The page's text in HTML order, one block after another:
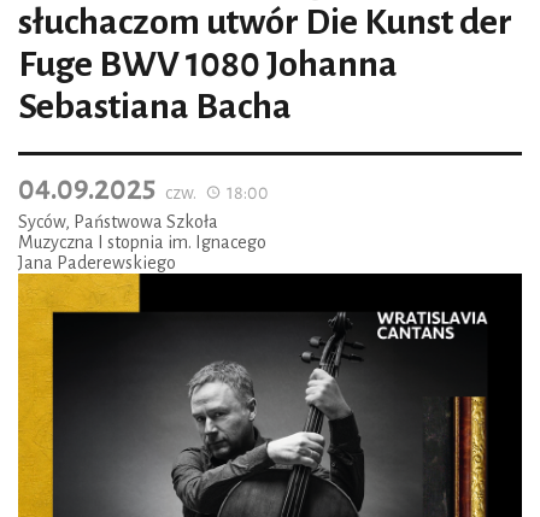
słuchaczom utwór Die Kunst der
Fuge BWV 1080 Johanna
Sebastiana Bacha
04.09.2025 czw.
18:00
Syców, Państwowa Szkoła
Muzyczna I stopnia im. Ignacego
Jana Paderewskiego